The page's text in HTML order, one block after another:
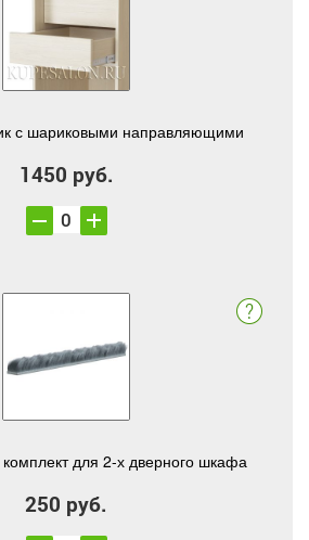
с шариковыми направляющими
1450 руб.
для 2-х дверного шкафа
250 руб.